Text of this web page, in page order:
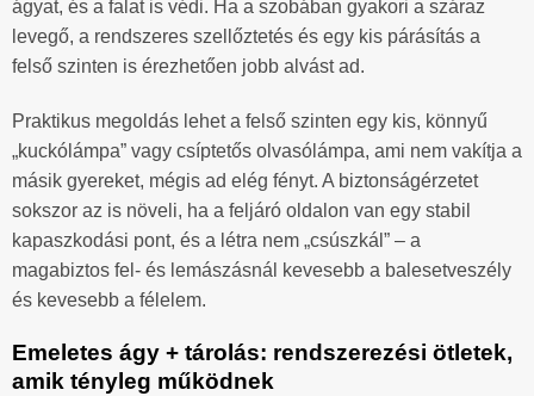
ágyat, és a falat is védi. Ha a szobában gyakori a száraz
levegő, a rendszeres szellőztetés és egy kis párásítás a
felső szinten is érezhetően jobb alvást ad.
Praktikus megoldás lehet a felső szinten egy kis, könnyű
„kuckólámpa” vagy csíptetős olvasólámpa, ami nem vakítja a
másik gyereket, mégis ad elég fényt. A biztonságérzetet
sokszor az is növeli, ha a feljáró oldalon van egy stabil
kapaszkodási pont, és a létra nem „csúszkál” – a
magabiztos fel- és lemászásnál kevesebb a balesetveszély
és kevesebb a félelem.
Emeletes ágy + tárolás: rendszerezési ötletek,
amik tényleg működnek